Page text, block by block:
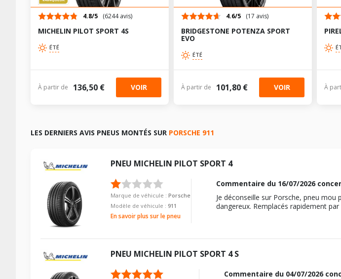
195/
205/60R15
TABLEAU DE PRESSION DE PNEUS PORSCHE 911 (964) SPEEDSTER DE 08-1992 À 06-1994 3.6
Dimension pneu
205/55R16 90 Z 2.5
225/50R16 92 Z
205/50R17 90 Z
4.8/5 (6244 avis)
MICHELIN PILOT SPORT 4S
ÉTÉ
À partir de 136,50 € VOIR
4.6/5 (17 avis)
BRIDGESTONE POTENZA SPORT
EVO
ÉTÉ
À partir de 101,80 € VOIR À
LES DERNIERS AVIS PNEUS MONTÉS SUR PORSCHE 911
PNEU MICHELIN PILOT SPORT 4
Marque de véhicule : Porsche
Modèle de véhicule : 911
En savoir plus sur le pneu
Commentaire du 16/07/2026
Je déconseille sur Porsche, pneu
dangereux. Remplacés rapidement
PNEU MICHELIN PILOT SPORT 4 S
Commentaire du 04/07/2026